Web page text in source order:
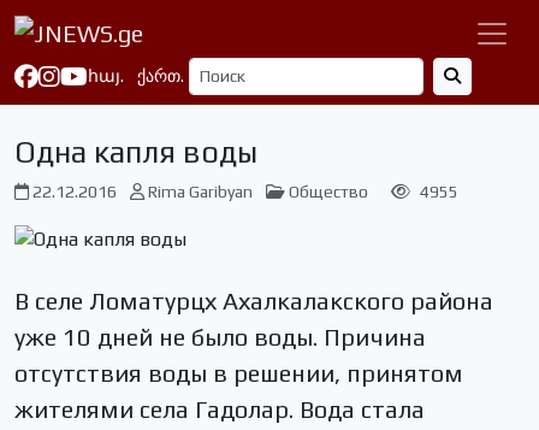
հայ. ქართ.
Одна капля воды
22.12.2016 Rima Garibyan Общество 4955
В селе Ломатурцх Ахалкалакского района
уже 10 дней не было воды. Причина
отсутствия воды в решении, принятом
жителями села Гадолар. Вода стала